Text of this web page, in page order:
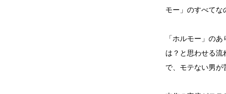
モー」のすべてな
「ホルモー」の
は？と思わせる流
で、モテない男が